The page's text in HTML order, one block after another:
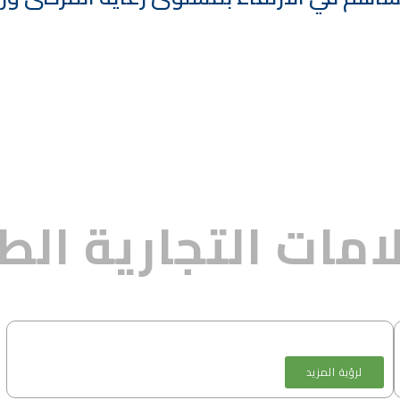
التجارية
لرؤية المزيد